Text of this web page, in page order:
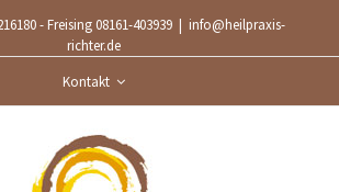
- Freising 08161-403939 | info@heilpraxis-
richter.de
Kontakt